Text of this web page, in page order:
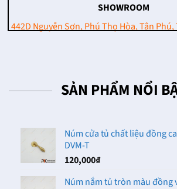
SHOWROOM
442D Nguyễn Sơn, Phú Thọ Hòa, Tân Phú,
SẢN PHẨM NỔI
Núm cửa tủ chất liệu đồng
DVM-T
120,000₫
Núm nắm tủ tròn màu đồng